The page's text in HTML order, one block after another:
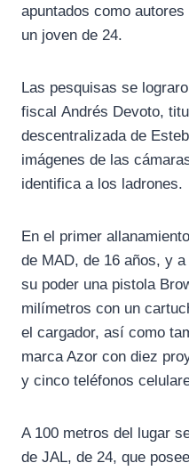
apuntados como
un joven de 24.
Las pesquisas se
fiscal Andrés Devoto,
descentralizada de
imágenes de las
identifica a los ladrones.
En el primer
de MAD, de 16 años, y
su poder una pistola
milímetros con un
el cargador, así como
marca Azor con diez
y cinco teléfonos
A 100 metros del lugar
de JAL, de 24, que